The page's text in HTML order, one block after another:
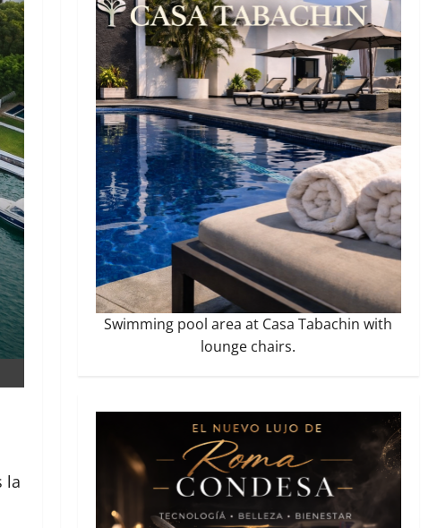
la
Swimming pool area at Casa Tabachin with
lounge chairs.